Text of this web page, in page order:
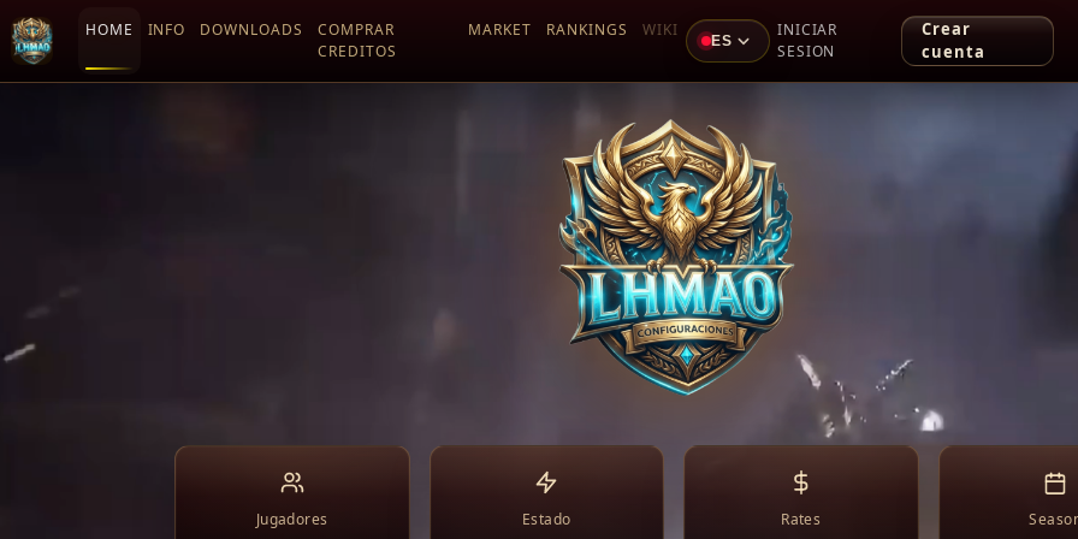
HOME INFO DOWNLOADS
COMPRAR
CREDITOS
MARKET RANKINGS WIKI
ES
INICIAR
SESION
Crear
cuenta
Jugadores Estado Rates